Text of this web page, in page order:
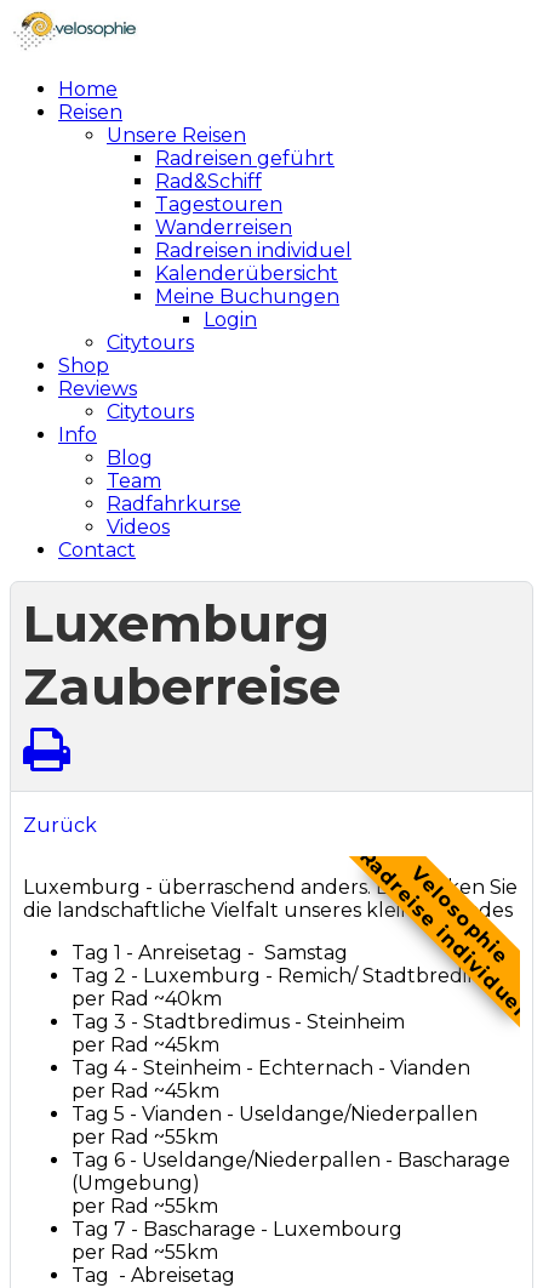
Home
Reisen
Unsere Reisen
Radreisen geführt
Rad&Schiff
Tagestouren
Wanderreisen
Radreisen individuel
Kalenderübersicht
Meine Buchungen
Login
Citytours
Shop
Reviews
Citytours
Info
Blog
Team
Radfahrkurse
Videos
Contact
Luxemburg
Zauberreise
Zurück
Velosophie
Radreise individuel
Luxemburg - überraschend anders. Entdecken Sie
die landschaftliche Vielfalt unseres kleinen Landes
Tag 1 - Anreisetag - Samstag
Tag 2 - Luxemburg - Remich/ Stadtbredimus
per Rad ~40km
Tag 3 - Stadtbredimus - Steinheim
per Rad ~45km
Tag 4 - Steinheim - Echternach - Vianden
per Rad ~45km
Tag 5 - Vianden - Useldange/Niederpallen
per Rad ~55km
Tag 6 - Useldange/Niederpallen - Bascharage
(Umgebung)
per Rad ~55km
Tag 7 - Bascharage - Luxembourg
per Rad ~55km
Tag - Abreisetag